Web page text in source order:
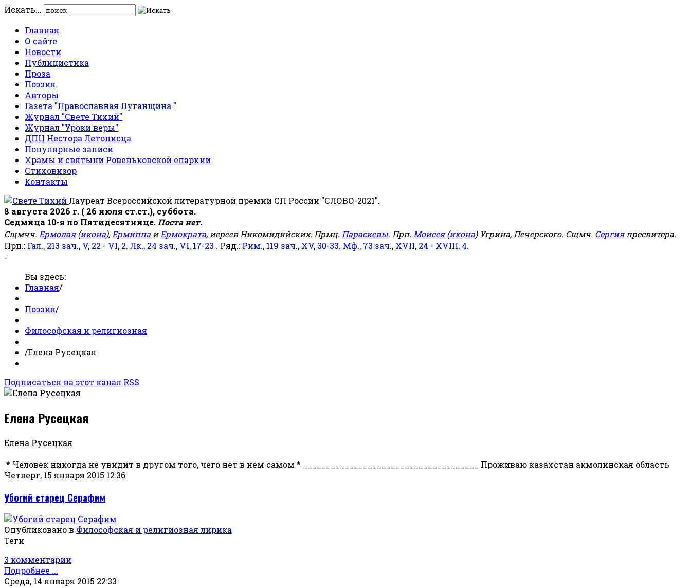
Искать...
Главная
О сайте
Новости
Публицистика
Проза
Поэзия
Авторы
Газета "Православная Луганщина "
Журнал "Свете Тихий"
Журнал "Уроки веры"
ДПЦ Нестора Летописца
Популярные записи
Храмы и святыни Ровеньковской епархии
Стиховизор
Контакты
Лауреат Всероссийской литературной премии СП России "СЛОВО-2021".
8 августа 2026 г. ( 26 июля ст.ст.), суббота.
Седмица 10-я по Пятидесятнице. Поста нет.
Сщмчч. Ермолая(икона), Ермиппа иЕрмократа, иереев Никомидийских. Прмц. Параскевы. Прп. Моисея(икона) Угрина, Печерского. Сщмч. Сергияпресвитера.
Прп.: Гал., 213 зач., V, 22 - VI, 2. Лк., 24 зач., VI, 17-23 . Ряд.: Рим., 119 зач., XV, 30-33. Мф., 73 зач., XVII, 24 - XVIII, 4.
-
Вы здесь:
Главная/
Поэзия/
Философская и религиозная
/Елена Русецкая
Подписаться на этот канал RSS
Елена Русецкая
Елена Русецкая
* Человек никогда не увидит в другом того, чего нет в нем самом * ______________________________________ Проживаю казахстан акмолинская область
Четверг, 15 января 2015 12:36
Убогий старец Серафим
Опубликовано в Философская и религиозная лирика
Теги
3 комментарии
Подробнее ...
Среда, 14 января 2015 22:33